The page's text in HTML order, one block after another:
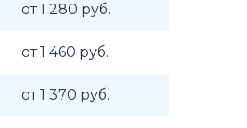
от 1 280 руб.
от 1 460 руб.
от 1 370 руб.